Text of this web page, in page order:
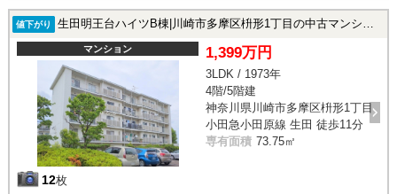
値下がり 生田明王台ハイツB棟|川崎市多摩区枡形1丁目の中古マンション
マンション
12枚
1,399万円
3LDK / 1973年
4階/5階建
神奈川県川崎市多摩区枡形1丁目
小田急小田原線 生田 徒歩11分
専有面積 73.75㎡